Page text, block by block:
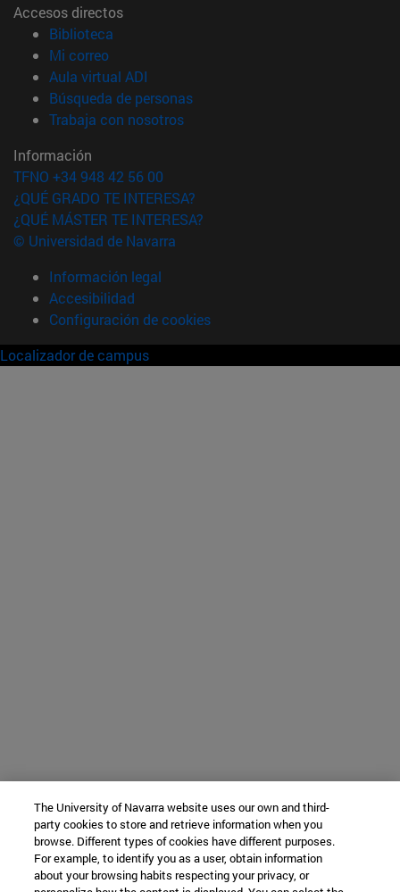
Accesos directos
Biblioteca
Mi correo(abre en nueva ventana)
Aula virtual ADI
Búsqueda de personas(abre en nueva ventana)
Trabaja con nosotros(abre en nueva ventana)
Información
TFNO +34 948 42 56 00
¿QUÉ GRADO TE INTERESA?
¿QUÉ MÁSTER TE INTERESA?
© Universidad de Navarra
Información legal
Accesibilidad
Configuración de cookies
Localizador de campus
The University of Navarra website uses our own and third-
party cookies to store and retrieve information when you
browse. Different types of cookies have different purposes.
For example, to identify you as a user, obtain information
about your browsing habits respecting your privacy, or